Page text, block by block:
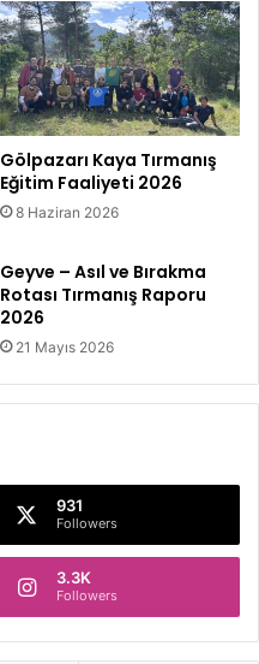
Gölpazarı Kaya Tırmanış
Eğitim Faaliyeti 2026
8 Haziran 2026
Geyve – Asıl ve Bırakma
Rotası Tırmanış Raporu
2026
21 Mayıs 2026
931
Followers
3.3K
Followers